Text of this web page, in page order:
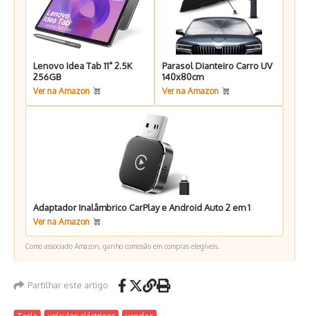
Lenovo Idea Tab 11" 2.5K
256GB
Ver na Amazon
Parasol Dianteiro Carro UV
140x80cm
Ver na Amazon
Adaptador Inalâmbrico CarPlay e Android Auto 2 em 1
Ver na Amazon
Como associado Amazon, ganho comissão em compras elegíveis.
Partilhar este artigo